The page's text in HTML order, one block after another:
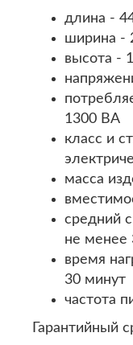
длина -
ширина -
высота -
1300 ВА
класс и
масса
средний
не менее
время
30 минут
частота
Гарантийный